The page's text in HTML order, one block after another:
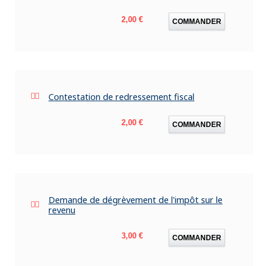
Prix
2,00 € COMMANDER
Contestation de redressement fiscal
Prix
2,00 € COMMANDER
Demande de dégrèvement de l'impôt sur le
revenu
Prix
3,00 € COMMANDER